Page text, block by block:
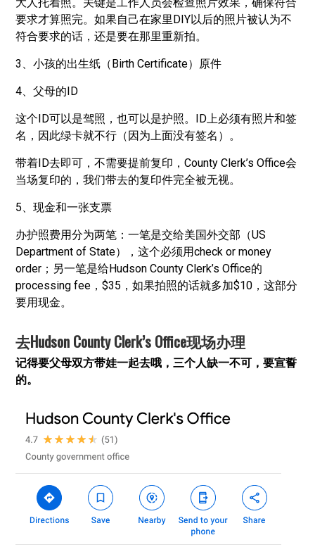
要求才算照完。如果自己在家里DIY以后的照片被认为不
符合要求的话，还是要在那里重新拍。
3、小孩的出生纸（Birth Certificate）原件
4、父母的ID
这个ID可以是驾照，也可以是护照。ID上必须有照片和签
名，因此绿卡就不行（因为上面没有签名）。
带着ID去即可，不需要提前复印，County Clerk’s Office会
当场复印的，我们带去的复印件完全被无视。
5、现金和一张支票
办护照费用分为两笔：一笔是交给美国外交部（US
Department of State），这个必须用check or money
order；另一笔是给Hudson County Clerk’s Office的
processing fee，$35，如果拍照的话就多加$10，这部分
要用现金。
去Hudson County Clerk’s Office现场办理
记得要父母双方带娃一起去哦，三个人缺一不可，要宣誓
的。